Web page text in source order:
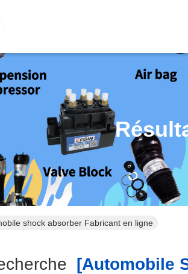
shock absorber Fabricant en ligne
[automobile